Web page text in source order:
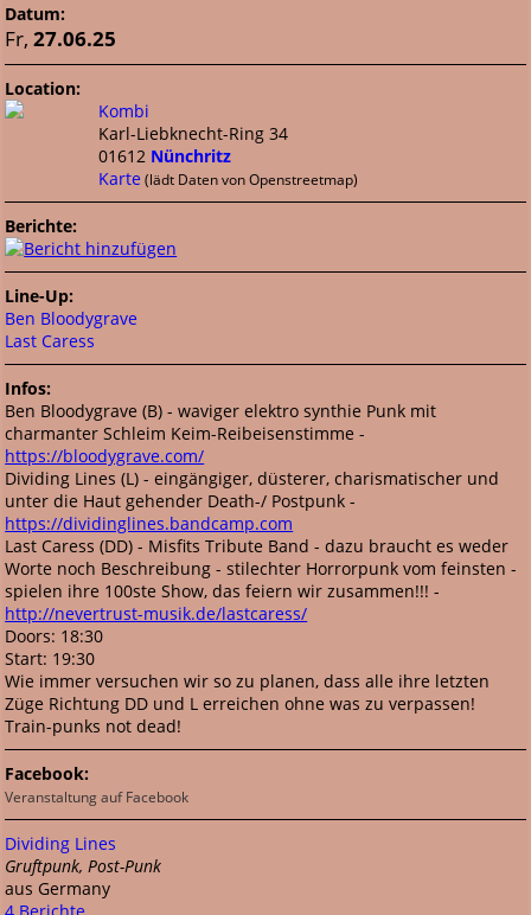
Datum:
Fr,27.06.25
Location:
Kombi
Karl-Liebknecht-Ring 34
01612 Nünchritz
Karte (lädt Daten von Openstreetmap)
Berichte:
Line-Up:
Ben Bloodygrave
Last Caress
Infos:
Ben Bloodygrave (B) - waviger elektro synthie Punk mit
charmanter Schleim Keim-Reibeisenstimme -
https://bloodygrave.com/
Dividing Lines (L) - eingängiger, düsterer, charismatischer und
unter die Haut gehender Death-/ Postpunk -
https://dividinglines.bandcamp.com
Last Caress (DD) - Misfits Tribute Band - dazu braucht es weder
Worte noch Beschreibung - stilechter Horrorpunk vom feinsten -
spielen ihre 100ste Show, das feiern wir zusammen!!! -
http://nevertrust-musik.de/lastcaress/
Doors: 18:30
Start: 19:30
Wie immer versuchen wir so zu planen, dass alle ihre letzten
Züge Richtung DD und L erreichen ohne was zu verpassen!
Train-punks not dead!
Facebook:
Veranstaltung auf Facebook
Dividing Lines
Gruftpunk, Post-Punk
aus Germany
4 Berichte